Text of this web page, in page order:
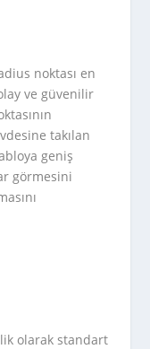
noktası en
ve güvenilir
takılan
geniş
görmesini
olarak standart